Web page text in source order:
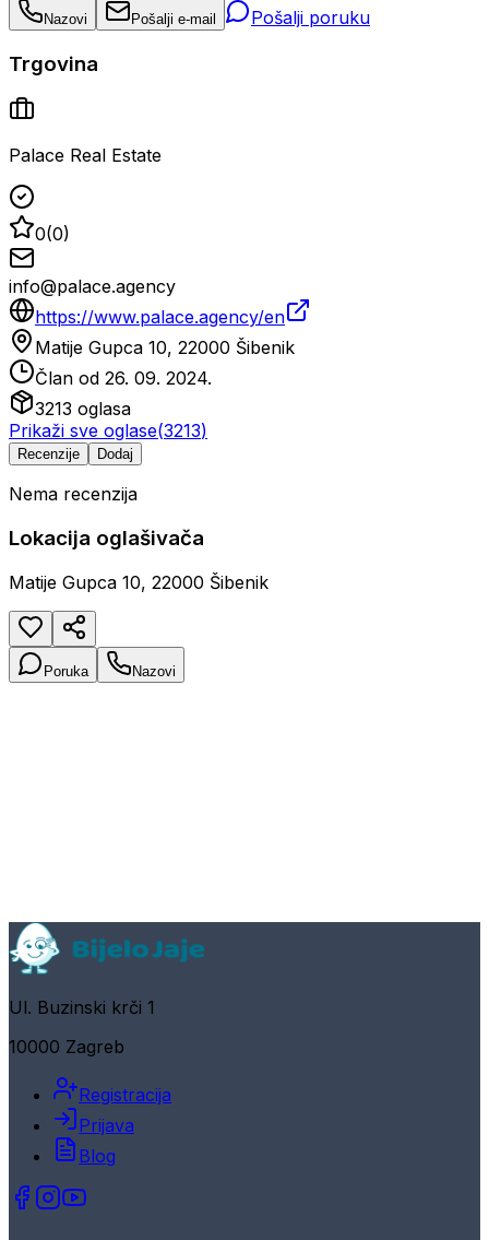
Nazovi Pošalji e-mail Pošalji poruku
Trgovina
Palace Real Estate
0(0)
info@palace.agency
https://www.palace.agency/en
Matije Gupca 10, 22000 Šibenik
Član od 26. 09. 2024.
3213 oglasa
Prikaži sve oglase(3213)
Recenzije Dodaj
Nema recenzija
Lokacija oglašivača
Matije Gupca 10, 22000 Šibenik
Poruka Nazovi
Ul. Buzinski krči 1
10000 Zagreb
Registracija
Prijava
Blog